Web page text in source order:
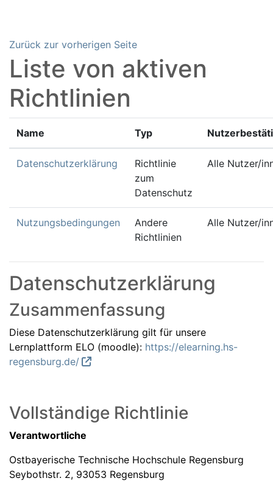
Zurück zur vorherigen Seite
Liste von aktiven
Richtlinien
Name Typ
Datenschutzerklärung
Richtlinie
zum
Datenschutz
Alle Nutzer/
Nutzungsbedingungen
Andere
Richtlinien
Alle Nutzer/
Datenschutzerklärung
Zusammenfassung
Diese Datenschutzerklärung gilt für unsere
Lernplattform ELO (moodle): https://elearning.hs-
regensburg.de/
Vollständige Richtlinie
Verantwortliche
Ostbayerische Technische Hochschule Regensburg
Seybothstr. 2, 93053 Regensburg